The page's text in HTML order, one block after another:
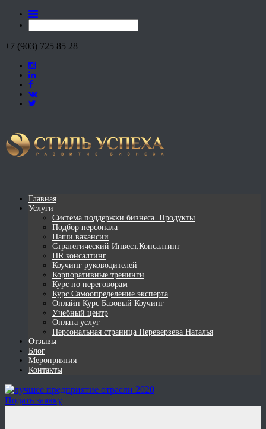
+7 (903) 725 85 28
Главная
Услуги
Система поддержки бизнеса. Продукты
Подбор персонала
Наши вакансии
Стратегический Инвест.Консалтинг
HR консалтинг
Коучинг руководителей
Корпоративные тренинги
Курс по переговорам
Курс Самоопределение эксперта
Онлайн Курс Базовый Коучинг
Учебный центр
Оплата услуг
Персональная страница Переверзева Наталья
Отзывы
Блог
Мероприятия
Контакты
Подать заявку